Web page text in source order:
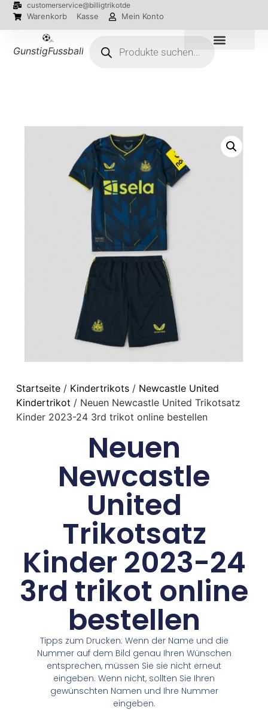
customerservice@billigtrikotde
Warenkorb Kasse Mein Konto
GunstigFussballTrikot
Startseite/ Kindertrikots/ Newcastle United
Kindertrikot / Neuen Newcastle United Trikotsatz
Kinder 2023-24 3rd trikot online bestellen
Neuen
Newcastle
United
Trikotsatz
Kinder 2023-24
3rd trikot online
bestellen
Tipps zum Drucken: Wenn der Name und die
Nummer auf dem Bild genau Ihren Wünschen
entsprechen, müssen Sie sie nicht erneut
eingeben. Wenn nicht, sollten Sie Ihren
gewünschten Namen und Ihre Nummer
eingeben.